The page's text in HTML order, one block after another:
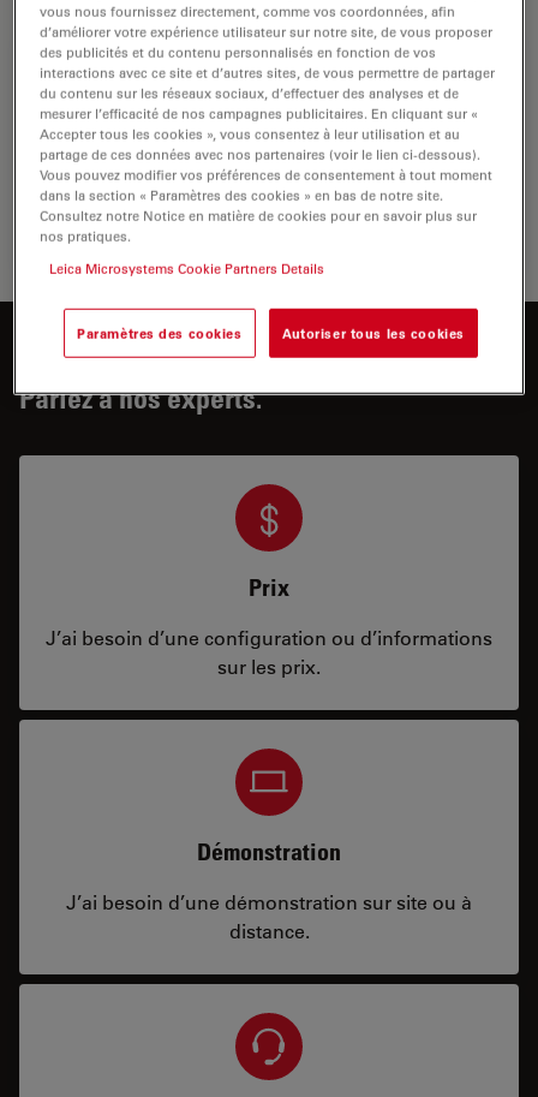
Otolaryngologie (ORL)
Les microscopes ORL Leica combinent un éclairage
puissant, une grande profondeur de champ et une
excellente manœuvrabilité afin d'exécuter vos
procédures ORL avec grande précision.
Vous souhaitez en savoir plus ?
Parlez à nos experts.
Prix
J’ai besoin d’une configuration ou d’informations
sur les prix.
Démonstration
J’ai besoin d’une démonstration sur site ou à
distance.
vous nous fournissez directement, comme vos coordonnées, afin
d’améliorer votre expérience utilisateur sur notre site, de vous proposer
des publicités et du contenu personnalisés en fonction de vos
interactions avec ce site et d’autres sites, de vous permettre de partager
du contenu sur les réseaux sociaux, d’effectuer des analyses et de
mesurer l’efficacité de nos campagnes publicitaires. En cliquant sur «
Accepter tous les cookies », vous consentez à leur utilisation et au
partage de ces données avec nos partenaires (voir le lien ci-dessous).
Vous pouvez modifier vos préférences de consentement à tout moment
dans la section « Paramètres des cookies » en bas de notre site.
Consultez notre Notice en matière de cookies pour en savoir plus sur
nos pratiques.
Leica Microsystems Cookie Partners Details
Paramètres des cookies Autoriser tous les cookies